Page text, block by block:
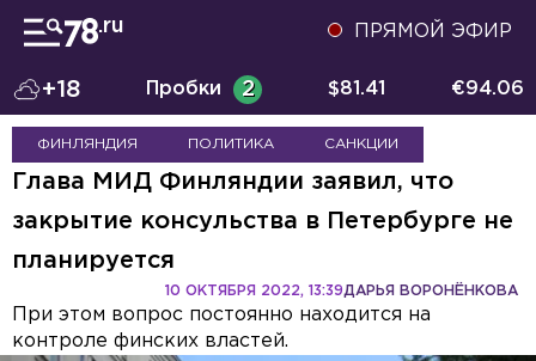
ПРЯМОЙ ЭФИР
+18 Пробки 2 $81.41 €94.06
ФИНЛЯНДИЯ ПОЛИТИКА САНКЦИИ
Глава МИД Финляндии заявил, что
закрытие консульства в Петербурге не
планируется
ДАРЬЯ ВОРОНЁНКОВА
10 ОКТЯБРЯ 2022, 13:39
При этом вопрос постоянно находится на
контроле финских властей.